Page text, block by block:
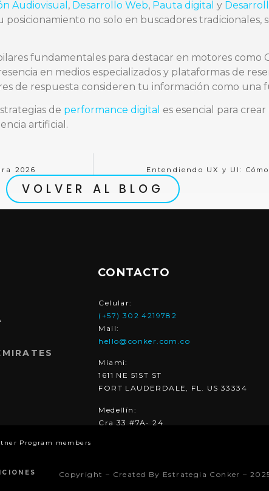
Audiovisual , Desarrollo Web, Pauta digital y
no solo en buscadores tradicionales,
fundamentales para destacar en motores como
en medios especializados y plataformas de
de respuesta consideren tu información como una
de performance digital es esencial para
artificial.
2026 Entendiendo UX y UI:
VOLVER AL BLOG
CONTACTO
Celular:
(+57) 302 4219782
Mail:
hello@conker.com.co
Miami:
1611 NE 51ST ST
FORT LAUDERDALE, FL. US 33334
Medellín:
Cra 33 #7A- 24
Program members
Copyright – Created By Estrategia Conker –